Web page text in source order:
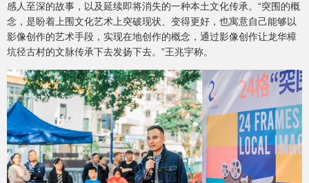
感人至深的故事，以及延续即将消失的一种本土文化传承。“突围的概
念，是盼着上围文化艺术上突破现状、变得更好，也寓意自己能够以
影像创作的艺术手段，实现在地创作的概念，通过影像创作让龙华樟
坑径古村的文脉传承下去发扬下去。”王兆宇称。